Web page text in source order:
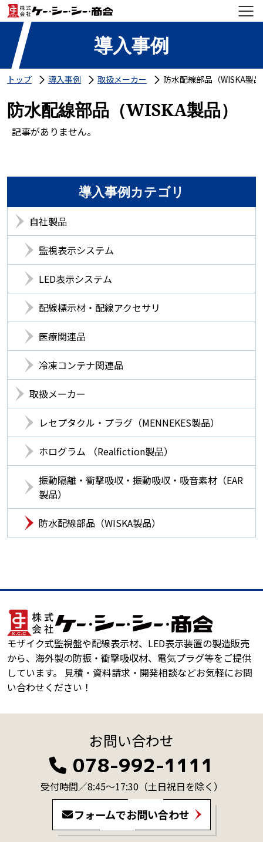
導入事例
トップ 導入事例 取扱メーカー 防水配線部品（WISKA製
防水配線部品（WISKA製品）
記事がありません。
導入事例カテゴリ
自社製品
監視表示システム
LED表示システム
配線標示材・配線アクセサリ
医療関連品
冷凍コンテナ関連品
取扱メーカー
レセプタクル・プラグ（MENNEKES製品）
ホログラム （Realfiction製品）
振動隔離・衝撃吸収・振動吸収・吸音素材（EAR
製品）
防水配線部品（WISKA製品）
モザイク式監視盤や配線表示材、LED表示装置の製造販売
から、海外製の防振・衝撃吸収材、電気プラグ等をご提供
しています。 見積・資料請求・開発相談などお気軽にお問
い合わせください！
お問い合わせ
078-992-1111
受付時間／8:45～17:30（土日祝日を除く）
フォームでお問い合わせ